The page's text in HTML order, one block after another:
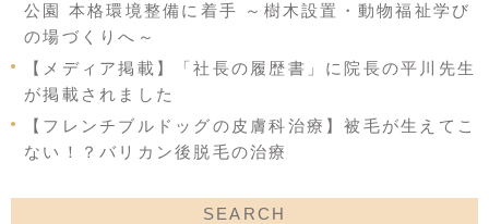
公園 本格環境整備に着手 ～樹木設置・動物福祉学び
の場づくりへ～
【メディア掲載】「社長の履歴書」に院長の平川先生
が掲載されました
【フレンチブルドッグの皮膚科治療】被毛が生えてこ
ない！？バリカン後脱毛の治療
SEARCH